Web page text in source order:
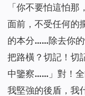
「 你不要怕這怕那
面前，不受任何的
的本分……除去你
把路橫？切記！切
中鑒察…… 」對！
我堅強的後盾，我